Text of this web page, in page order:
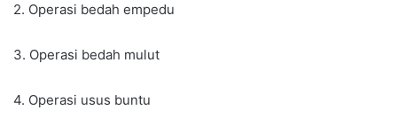
2. Operasi bedah empedu
3. Operasi bedah mulut
4. Operasi usus buntu